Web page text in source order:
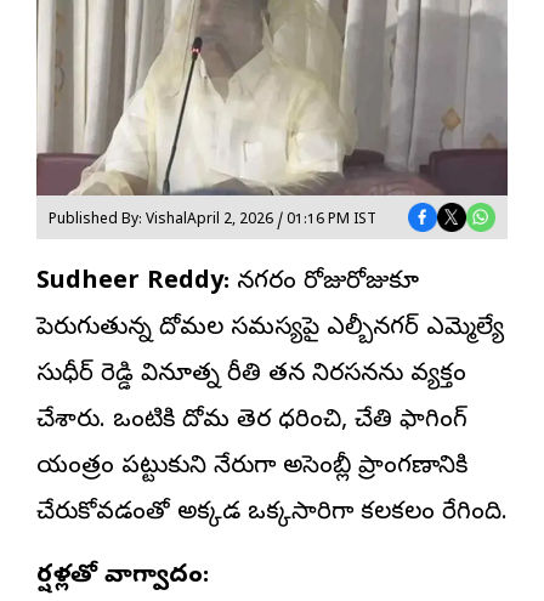
Published By: VishalApril 2, 2026 / 01:16 PM IST
Sudheer Reddy: నగరంలో రోజురోజుకూ
పెరుగుతున్న దోమల సమస్యపై ఎల్బీనగర్ ఎమ్మెల్యే
సుధీర్ రెడ్డి వినూత్న రీతిలో తన నిరసనను వ్యక్తం
చేశారు. ఒంటికి దోమ తెర ధరించి, చేతిలో ఫాగింగ్
యంత్రం పట్టుకుని నేరుగా అసెంబ్లీ ప్రాంగణానికి
చేరుకోవడంతో అక్కడ ఒక్కసారిగా కలకలం రేగింది.
మార్షళ్లతో వాగ్వాదం: